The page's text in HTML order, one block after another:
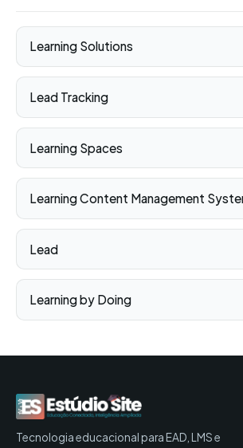
Learning Solutions
Lead Tracking
Learning Spaces
Learning Content Management
Lead
Learning by Doing
Tecnologia educacional para EAD, LMS e